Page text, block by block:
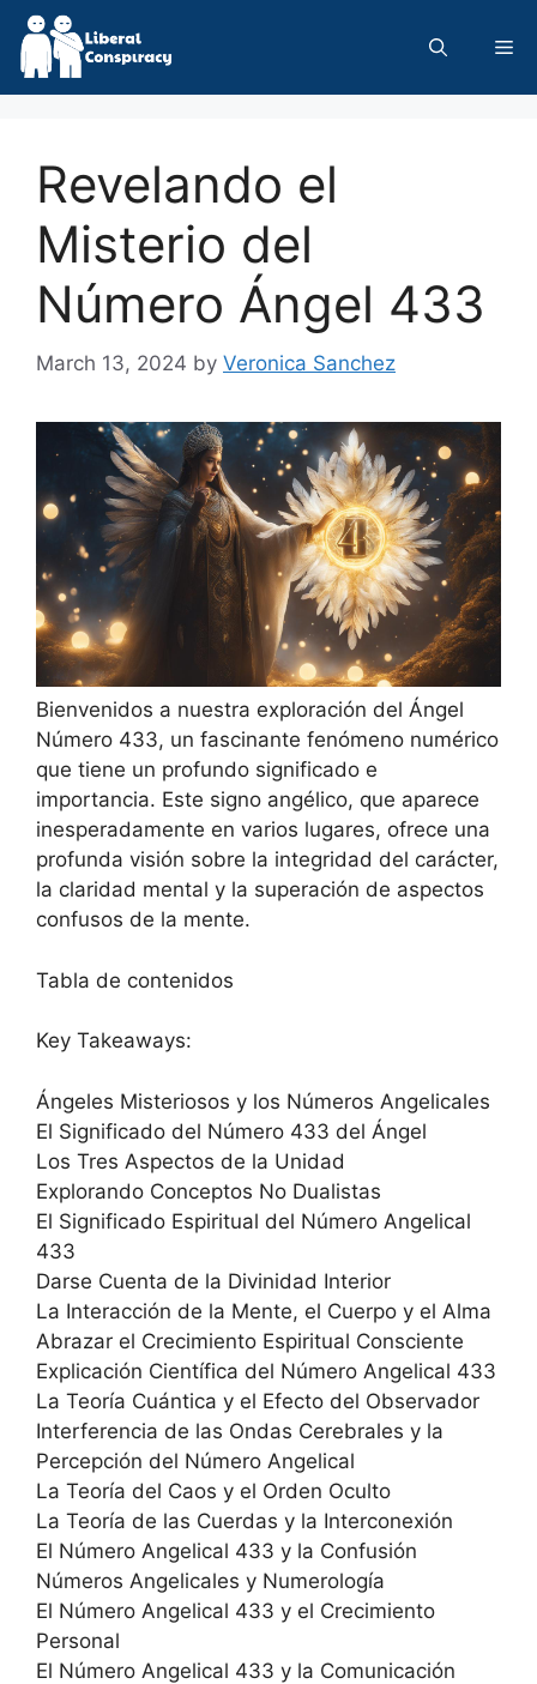
Skip
content
Revelando el
Misterio del
Número Ángel 433
March 13, 2024 by Veronica Sanchez
Bienvenidos a nuestra exploración del Ángel
Número 433, un fascinante fenómeno numérico
que tiene un profundo significado e
importancia. Este signo angélico, que aparece
inesperadamente en varios lugares, ofrece una
profunda visión sobre la integridad del carácter,
la claridad mental y la superación de aspectos
confusos de la mente.
Tabla de contenidos
Key Takeaways:
Ángeles Misteriosos y los Números Angelicales
El Significado del Número 433 del Ángel
Los Tres Aspectos de la Unidad
Explorando Conceptos No Dualistas
El Significado Espiritual del Número Angelical
433
Darse Cuenta de la Divinidad Interior
La Interacción de la Mente, el Cuerpo y el Alma
Abrazar el Crecimiento Espiritual Consciente
Explicación Científica del Número Angelical 433
La Teoría Cuántica y el Efecto del Observador
Interferencia de las Ondas Cerebrales y la
Percepción del Número Angelical
La Teoría del Caos y el Orden Oculto
La Teoría de las Cuerdas y la Interconexión
El Número Angelical 433 y la Confusión
Números Angelicales y Numerología
El Número Angelical 433 y el Crecimiento
Personal
El Número Angelical 433 y la Comunicación